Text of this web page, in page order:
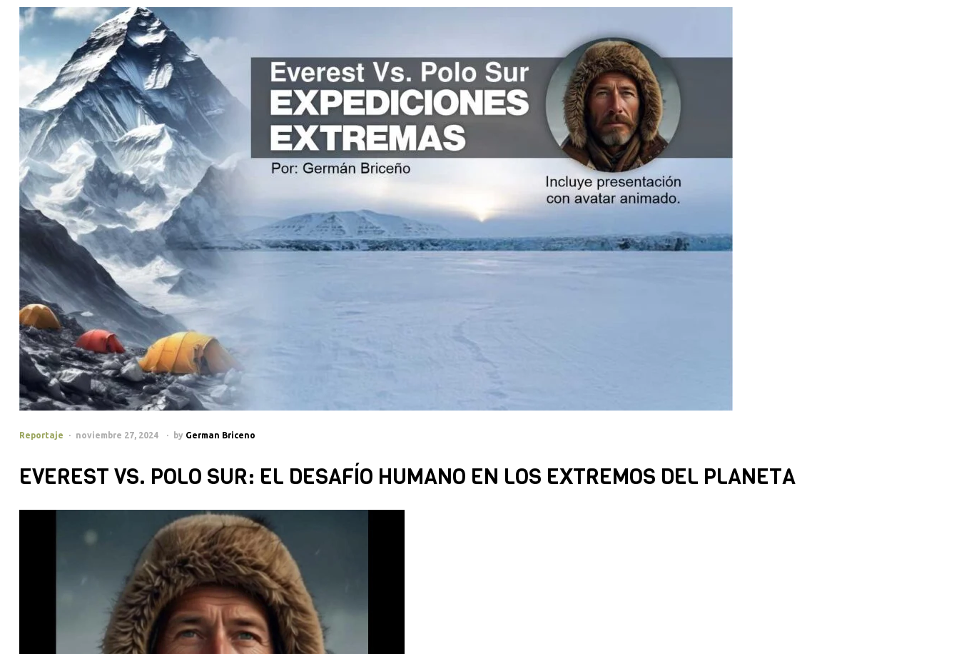
Categories
Reportaje noviembre 27, 2024 by German Briceno
EVEREST VS. POLO SUR: EL DESAFÍO HUMANO EN LOS EXTREMOS DEL PLANETA